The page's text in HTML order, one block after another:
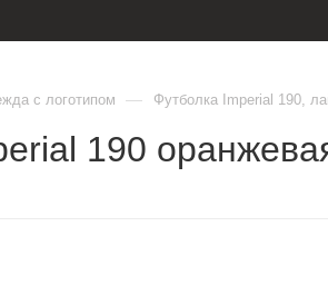
с логотипом — Футболка Imperial 190,
190